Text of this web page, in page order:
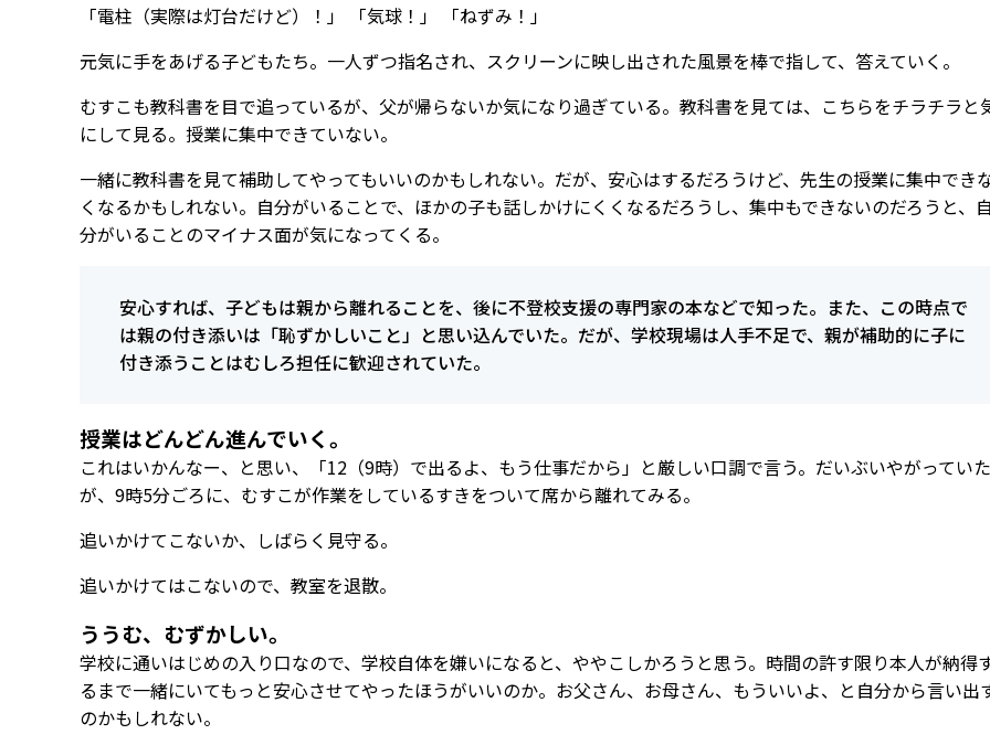
「電柱（実際は灯台だけど）！」 「気球！」 「ねずみ！」
元気に手をあげる子どもたち。一人ずつ指名され、スクリーンに映し出された風景を棒で指して、答えていく。
むすこも教科書を目で追っているが、父が帰らないか気になり過ぎている。教科書を見ては、こちらをチラチラと
にして見る。授業に集中できていない。
一緒に教科書を見て補助してやってもいいのかもしれない。だが、安心はするだろうけど、先生の授業に集中でき
くなるかもしれない。自分がいることで、ほかの子も話しかけにくくなるだろうし、集中もできないのだろうと、自
分がいることのマイナス面が気になってくる。
安心すれば、子どもは親から離れることを、後に不登校支援の専門家の本などで知った。また、この時点で
は親の付き添いは「恥ずかしいこと」と思い込んでいた。だが、学校現場は人手不足で、親が補助的に子に
付き添うことはむしろ担任に歓迎されていた。
授業はどんどん進んでいく。
これはいかんなー、と思い、「12（9時）で出るよ、もう仕事だから」と厳しい口調で言う。だいぶいやがっていた
が、9時5分ごろに、むすこが作業をしているすきをついて席から離れてみる。
追いかけてこないか、しばらく見守る。
追いかけてはこないので、教室を退散。
ううむ、むずかしい。
学校に通いはじめの入り口なので、学校自体を嫌いになると、ややこしかろうと思う。時間の許す限り本人が納得
るまで一緒にいてもっと安心させてやったほうがいいのか。お父さん、お母さん、もういいよ、と自分から言い出
のかもしれない。